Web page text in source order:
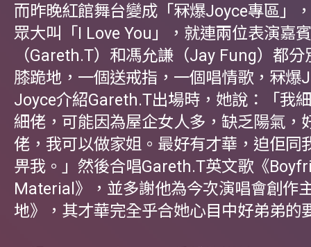
而昨晚紅館舞台變成「冧爆Joyce專區」
眾大叫「I Love You」，就連兩位表演嘉
（Gareth.T）和馮允謙（Jay Fung）都
膝跪地，一個送戒指，一個唱情歌，冧爆
Joyce介紹Gareth.T出場時，她說：「我
細佬，可能因為屋企女人多，缺乏陽氣，
佬，我可以做家姐。最好有才華，迫佢同
畀我。」然後合唱Gareth.T英文歌《
Material》，並多謝他為今次演唱會創作
地》，其才華完全乎合她心目中好弟弟的